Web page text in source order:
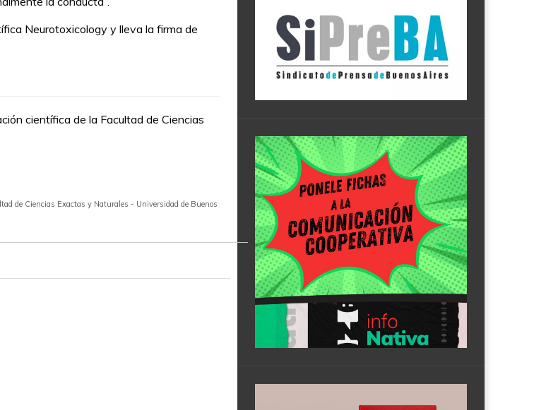
Neurotoxicology y lleva la firma de
científica de la Facultad de Ciencias
de Ciencias Exactas y Naturales - Universidad de Buenos